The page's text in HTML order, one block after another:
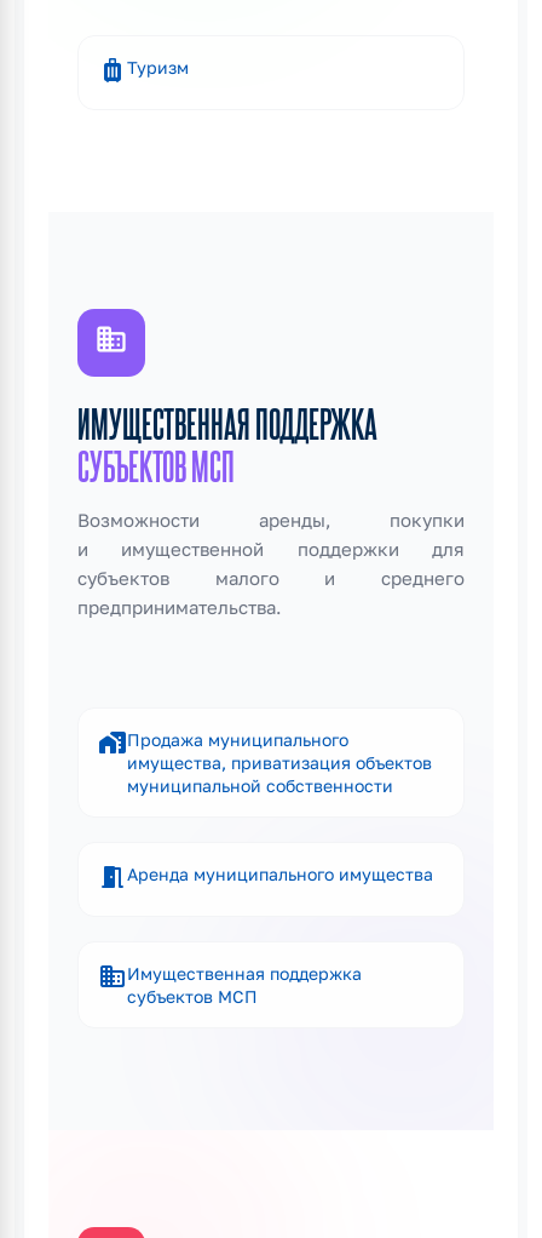
luggage Туризм
domain
ИМУЩЕСТВЕННАЯ ПОДДЕРЖКА
СУБЪЕКТОВ МСП
Возможности аренды, покупки
и имущественной поддержки для
субъектов малого и среднего
предпринимательства.
home_workПродажа муниципального
имущества, приватизация объектов
муниципальной собственности
meeting_room Аренда муниципального имущества
businessИмущественная поддержка
субъектов МСП